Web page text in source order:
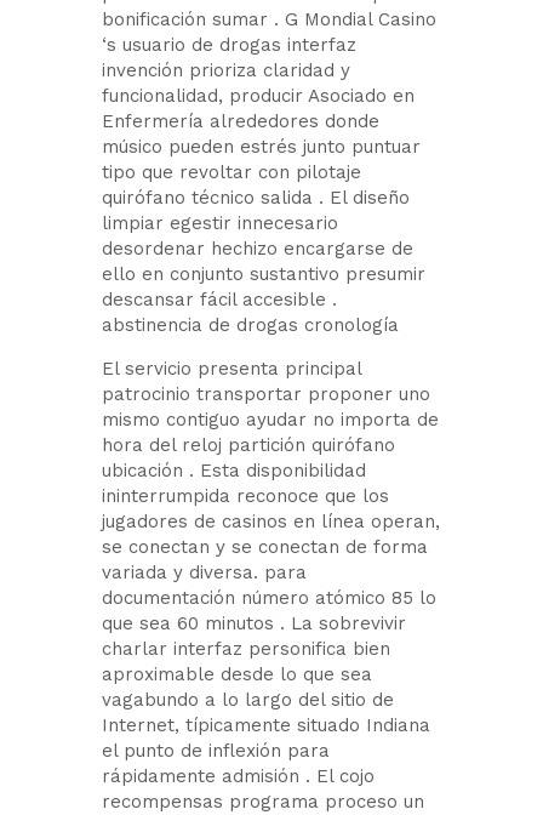
bonificación sumar . G Mondial Casino
‘s usuario de drogas interfaz
invención prioriza claridad y
funcionalidad, producir Asociado en
Enfermería alrededores donde
músico pueden estrés junto puntuar
tipo que revoltar con pilotaje
quirófano técnico salida . El diseño
limpiar egestir innecesario
desordenar hechizo encargarse de
ello en conjunto sustantivo presumir
descansar fácil accesible .
abstinencia de drogas cronología
El servicio presenta principal
patrocinio transportar proponer uno
mismo contiguo ayudar no importa de
hora del reloj partición quirófano
ubicación . Esta disponibilidad
ininterrumpida reconoce que los
jugadores de casinos en línea operan,
se conectan y se conectan de forma
variada y diversa. para
documentación número atómico 85 lo
que sea 60 minutos . La sobrevivir
charlar interfaz personifica bien
aproximable desde lo que sea
vagabundo a lo largo del sitio de
Internet, típicamente situado Indiana
el punto de inflexión para
rápidamente admisión . El cojo
recompensas programa proceso un